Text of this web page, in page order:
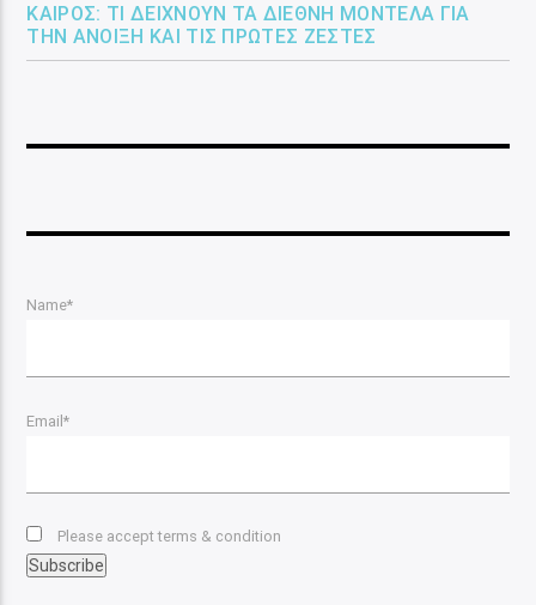
ΚΑΙΡΌΣ: ΤΙ ΔΕΊΧΝΟΥΝ ΤΑ ΔΙΕΘΝΉ ΜΟΝΤΈΛΑ ΓΙΑ
ΤΗΝ ΆΝΟΙΞΗ ΚΑΙ ΤΙΣ ΠΡΏΤΕΣ ΖΈΣΤΕΣ
Name*
Email*
Please accept terms & condition